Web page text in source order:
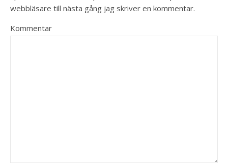
webbläsare till nästa gång jag skriver en kommentar.
Kommentar